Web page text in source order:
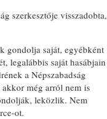
szerkesztője visszadobta,
gondolja saját, egyébként
legalábbis saját hasábjain
a Népszabadság
még arról nem is
leközlik. Nem
ot.